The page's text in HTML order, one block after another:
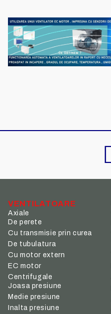
VENTILATOARE
Axiale
De perete
Cu transmisie prin curea
De tubulatura
Cu motor extern
EC motor
Centrifugale
Joasa presiune
Medie presiune
Inalta presiune